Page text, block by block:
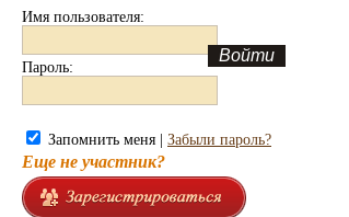
Имя пользователя:
Пароль:
Запомнить меня | Забыли пароль?
Еще не участник?